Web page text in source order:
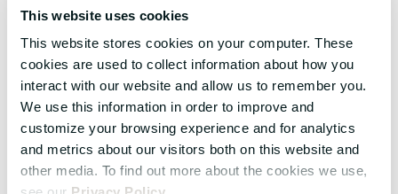
This website uses cookies
This website stores cookies on your computer. These
cookies are used to collect information about how you
interact with our website and allow us to remember you.
We use this information in order to improve and
customize your browsing experience and for analytics
and metrics about our visitors both on this website and
other media. To find out more about the cookies we use,